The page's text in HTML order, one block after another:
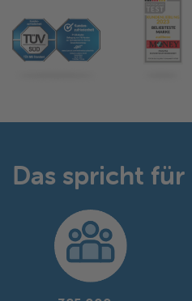
Das spricht für